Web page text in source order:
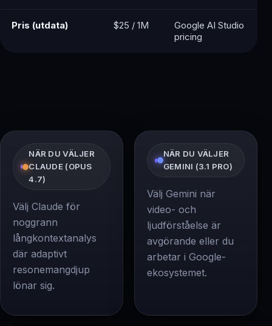
Pris (utdata) $25 / 1M
Google AI Studio
pricing
NÄR DU VÄLJER
CLAUDE (OPUS
4.7)
Välj Claude för
noggrann
långkontextanalys
där adaptivt
resonemangdjup
lönar sig.
NÄR DU VÄLJER
GEMINI (3.1 PRO)
Välj Gemini när
video- och
ljudförståelse är
avgörande eller du
arbetar i Google-
ekosystemet.